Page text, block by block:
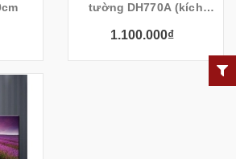
tường DH770A (kích
1.100.000₫